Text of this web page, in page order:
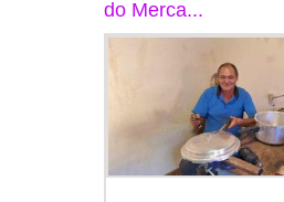
do Merca...